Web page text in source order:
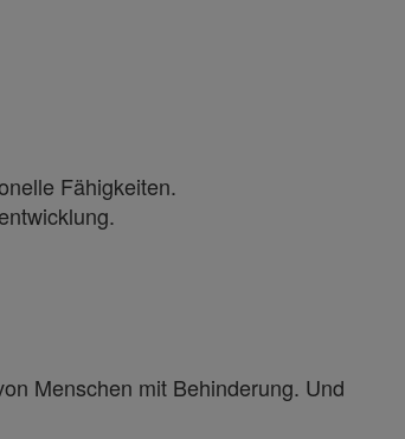
Fähigkeiten.
Menschen mit Behinderung. Und